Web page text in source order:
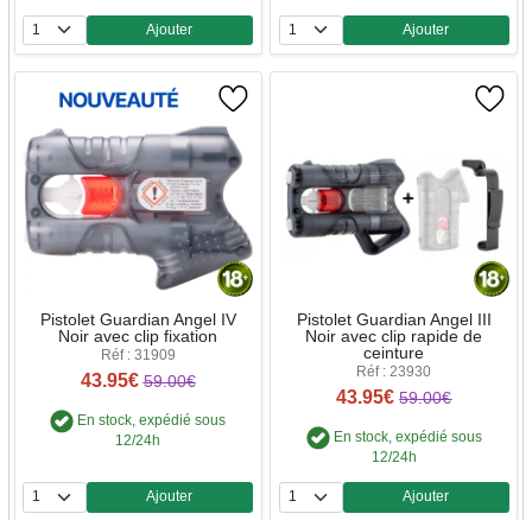
Quantité
Ajouter
Quantité
Ajouter
Pistolet Guardian Angel IV
Noir avec clip fixation
Réf : 31909
43.95€ 59.00€
En stock, expédié sous
12/24h
Quantité
Ajouter
Pistolet Guardian Angel III
Noir avec clip rapide de
ceinture
Réf : 23930
43.95€ 59.00€
En stock, expédié sous
12/24h
Quantité
Ajouter